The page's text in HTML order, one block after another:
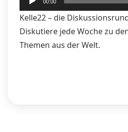
Player
00:00
Kelle22 – die
Diskutiere jede Woche zu
Themen aus der Welt.